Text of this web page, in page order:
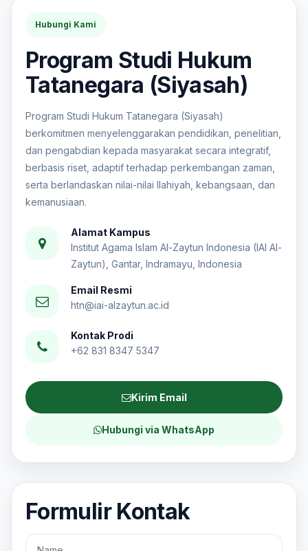
Hubungi Kami
Program Studi Hukum
Tatanegara (Siyasah)
Program Studi Hukum Tatanegara (Siyasah)
berkomitmen menyelenggarakan pendidikan, penelitian,
dan pengabdian kepada masyarakat secara integratif,
berbasis riset, adaptif terhadap perkembangan zaman,
serta berlandaskan nilai-nilai Ilahiyah, kebangsaan, dan
kemanusiaan.
Alamat Kampus
Institut Agama Islam Al-Zaytun Indonesia (IAI Al-
Zaytun), Gantar, Indramayu, Indonesia
Email Resmi
htn@iai-alzaytun.ac.id
Kontak Prodi
+62 831 8347 5347
Kirim Email
Hubungi via WhatsApp
Formulir Kontak